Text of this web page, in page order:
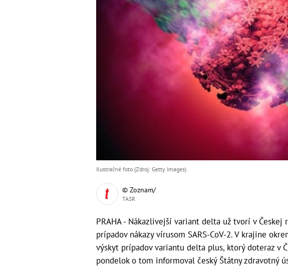
Ilustračné foto (Zdroj: Getty Images)
© Zoznam/
TASR
PRAHA - Nákazlivejší variant delta už tvorí v
prípadov nákazy vírusom SARS-CoV-2. V krajine
výskyt prípadov variantu delta plus, ktorý doteraz v
pondelok o tom informoval český Štátny zdravotný